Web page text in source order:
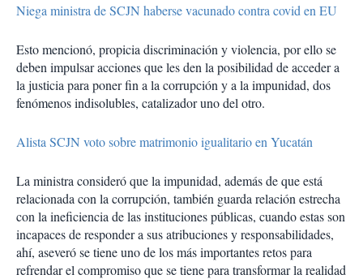
Niega ministra de SCJN haberse vacunado contra covid en EU
Esto mencionó, propicia discriminación y violencia, por ello se
deben impulsar acciones que les den la posibilidad de acceder a
la justicia para poner fin a la corrupción y a la impunidad, dos
fenómenos indisolubles, catalizador uno del otro.
Alista SCJN voto sobre matrimonio igualitario en Yucatán
La ministra consideró que la impunidad, además de que está
relacionada con la corrupción, también guarda relación estrecha
con la ineficiencia de las instituciones públicas, cuando estas son
incapaces de responder a sus atribuciones y responsabilidades,
ahí, aseveró se tiene uno de los más importantes retos para
refrendar el compromiso que se tiene para transformar la realidad